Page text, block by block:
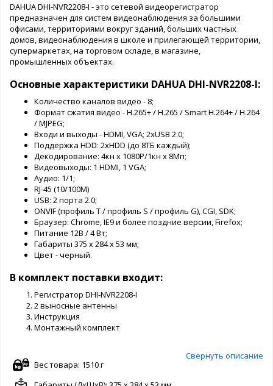
DAHUA DHI-NVR2208-I - это сетевой видеорегистратор
предназначен для систем видеонаблюдения за большими
офисами, территориями вокруг зданий, больших частных
домов, видеонаблюдения в школе и прилегающей территории,
супермаркетах, на торговом складе, в магазине,
промышленных объектах.
Основные характеристики DAHUA DHI-NVR2208-I:
Количество каналов видео - 8;
Формат сжатия видео - H.265+ / H.265 / Smart H.264+ / H.264
/ MJPEG;
Входи и выходы - HDMI, VGA; 2хUSB 2.0;
Поддержка HDD: 2хHDD (до 8ТБ каждый);
Декодирование: 4кн х 1080Р/1кн х 8Мп;
Видеовыходы: 1 HDMI, 1 VGA;
Аудио: 1/1;
RJ-45 (10/100М)
USB: 2 порта 2.0;
ONVIF (профиль T / профиль S / профиль G), CGI, SDK;
Браузер: Chrome, IE9 и более поздние версии, Firefox;
Питание 12В / 4 Вт;
Габариты 375 x 284 x 53 мм;
Цвет - черный.
В комплект поставки входит:
Регистратор DHI-NVR2208-I
2 выносные антенны
Инструкция
Монтажный комплект
Свернуть описание
Вес товара: 1510 г